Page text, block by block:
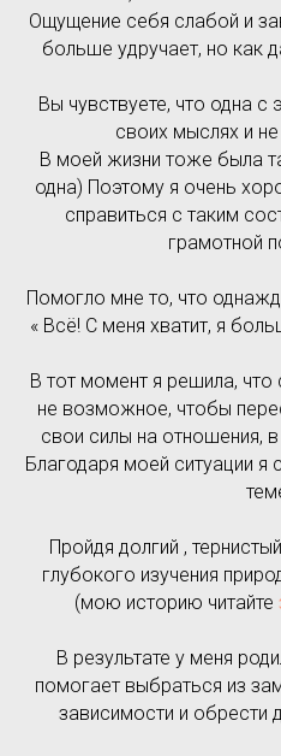
Ощущение себя слабой и
больше удручает, но как
Вы чувствуете, что одна с
своих мыслях и
В моей жизни тоже была
одна) Поэтому я очень
справиться с таким
грамотной
Помогло мне то, что
« Всё! С меня хватит, я
В тот момент я решила,
не возможное, чтобы
свои силы на отношения,
Благодаря моей ситуации я
Пройдя долгий ,
глубокого изучения
(мою историю читайте
В результате у меня
помогает выбраться из
зависимости и обрести